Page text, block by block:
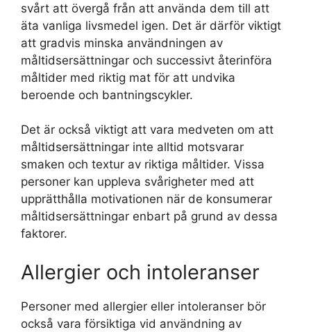
svårt att övergå från att använda dem till att
äta vanliga livsmedel igen. Det är därför viktigt
att gradvis minska användningen av
måltidsersättningar och successivt återinföra
måltider med riktig mat för att undvika
beroende och bantningscykler.
Det är också viktigt att vara medveten om att
måltidsersättningar inte alltid motsvarar
smaken och textur av riktiga måltider. Vissa
personer kan uppleva svårigheter med att
upprätthålla motivationen när de konsumerar
måltidsersättningar enbart på grund av dessa
faktorer.
Allergier och intoleranser
Personer med allergier eller intoleranser bör
också vara försiktiga vid användning av